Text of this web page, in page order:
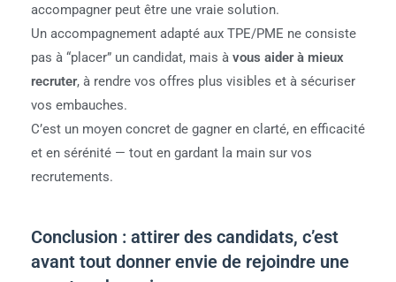
accompagner peut être une vraie solution.
Un accompagnement adapté aux TPE/PME ne consiste
pas à “placer” un candidat, mais à vous aider à mieux
recruter, à rendre vos offres plus visibles et à sécuriser
vos embauches.
C’est un moyen concret de gagner en clarté, en efficacité
et en sérénité — tout en gardant la main sur vos
recrutements.
Conclusion : attirer des candidats, c’est
avant tout donner envie de rejoindre une